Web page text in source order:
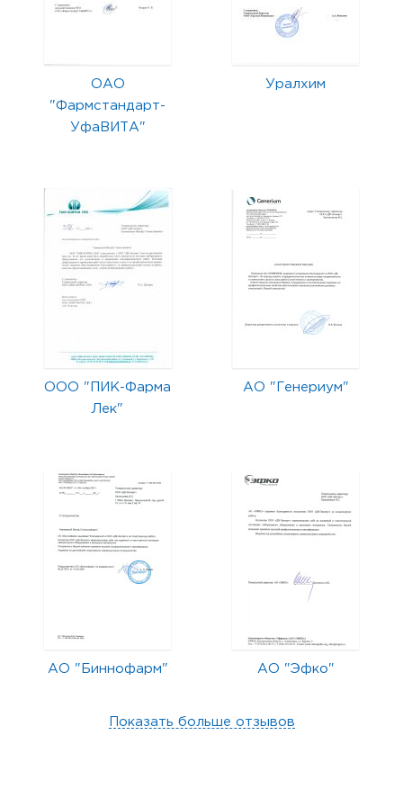
ОАО
"Фармстандарт-
УфаВИТА"
Уралхим
ООО "ПИК-Фарма
Лек"
АО "Генериум"
АО "Биннофарм" АО "Эфко"
Показать больше отзывов